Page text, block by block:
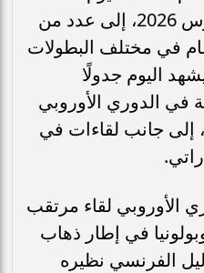
الخميس الموافق 12 مارس 2026، إلى عدد من
في مختلف البطولات
اليوم جدولًا
في الدوري الأوروبي
إلى جانب لقاءات في
الأوروبي لقاء مرتقب
في إطار ذهاب
ليل الفرنسي نظيره